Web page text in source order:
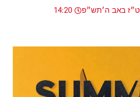
ט״ז באב ה׳תש״פ 14:20